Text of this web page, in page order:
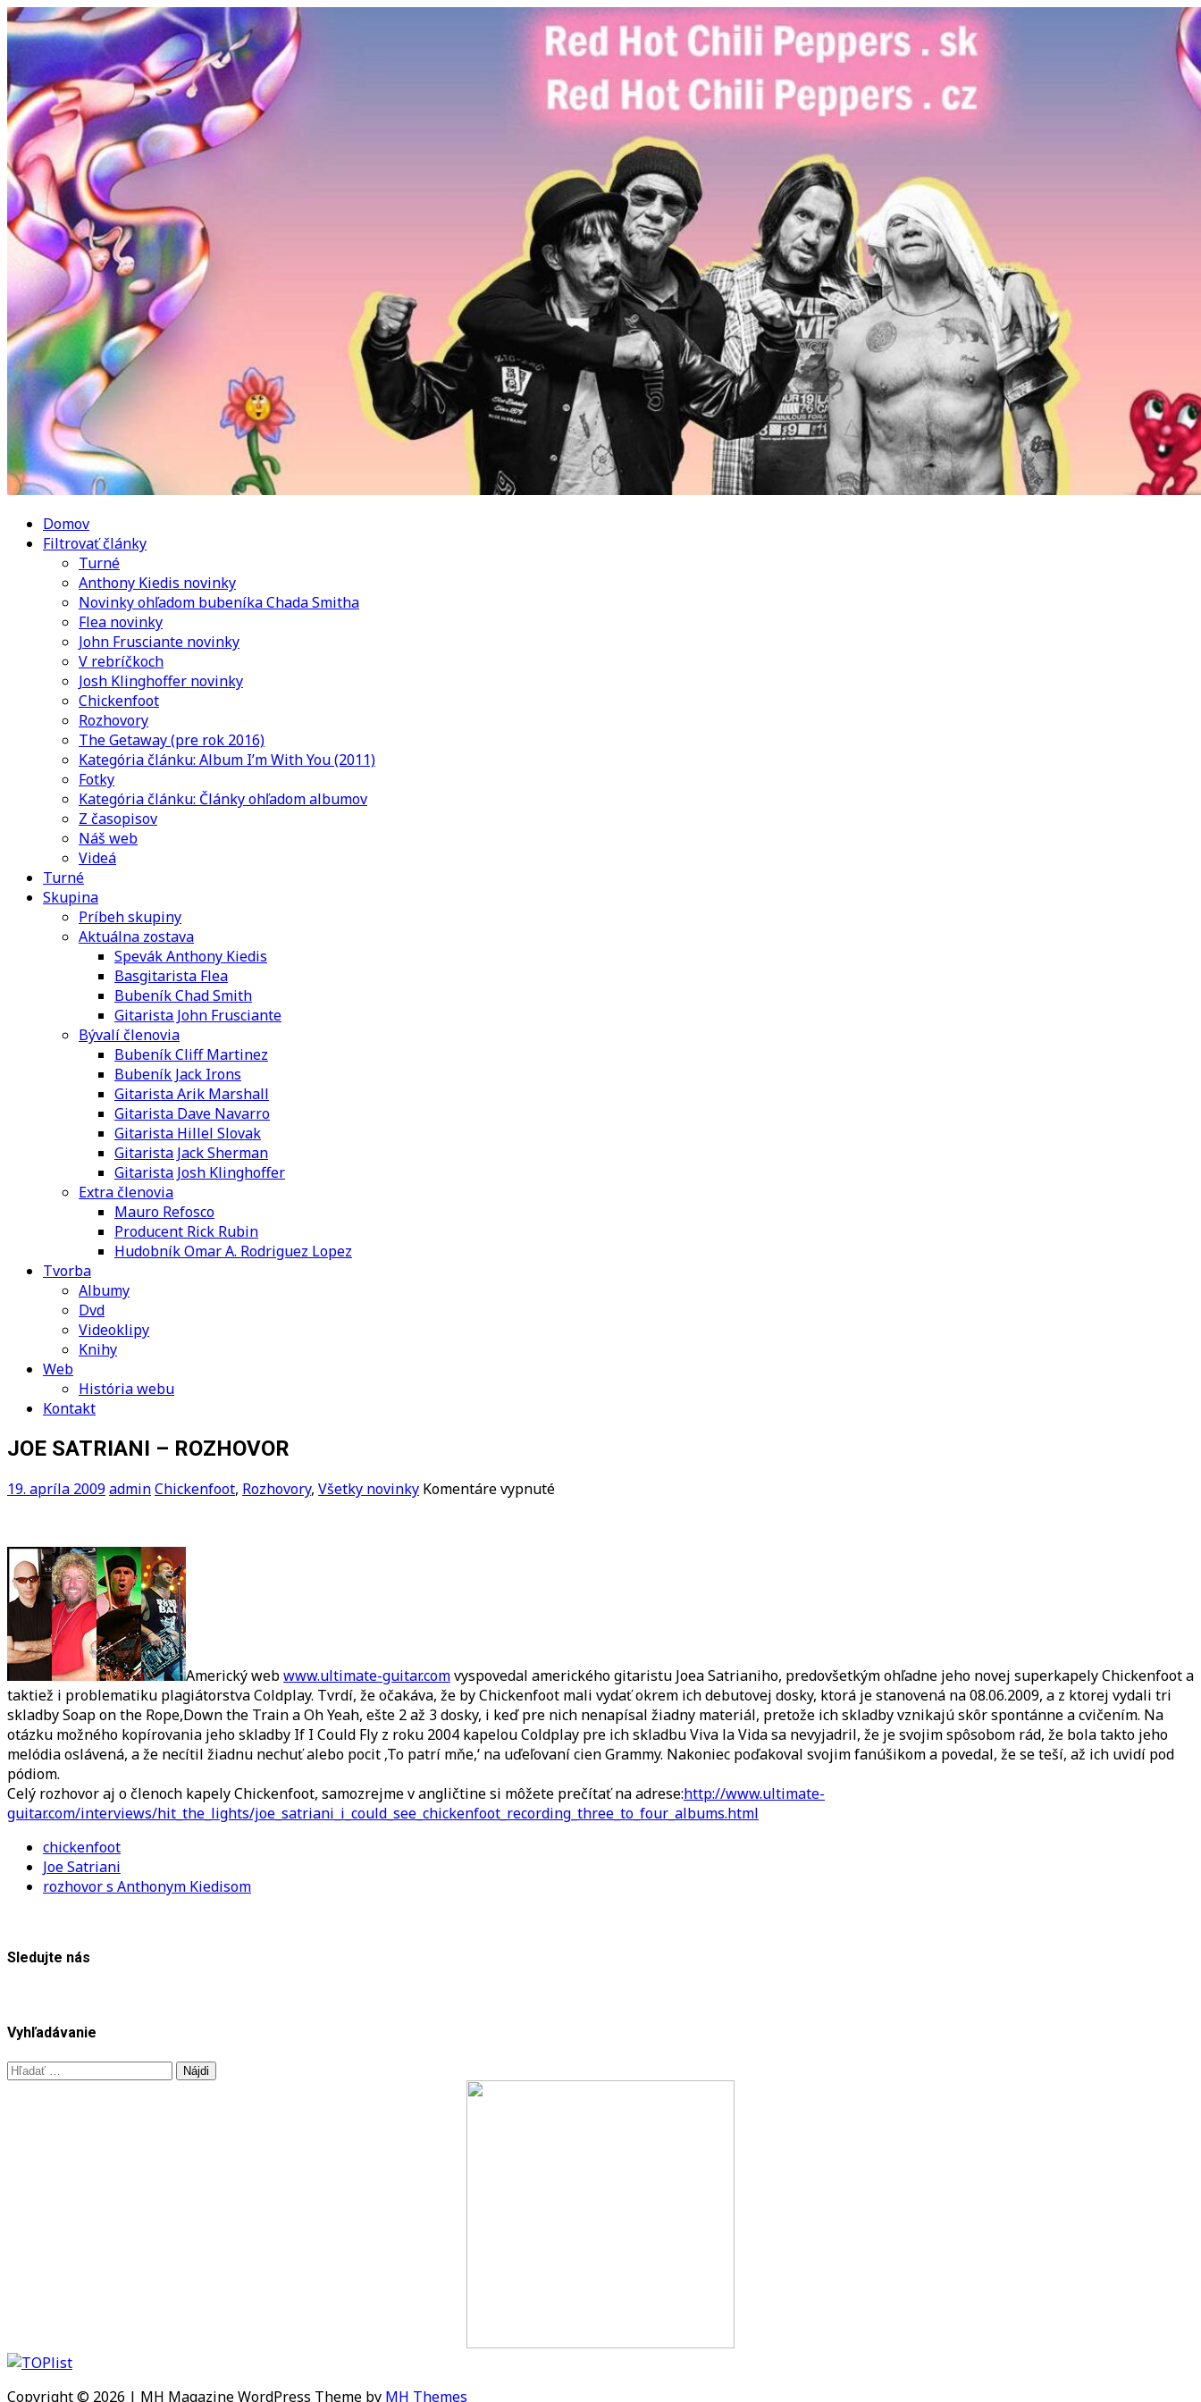
Domov
Filtrovať články
Turné
Anthony Kiedis novinky
Novinky ohľadom bubeníka Chada Smitha
Flea novinky
John Frusciante novinky
V rebríčkoch
Josh Klinghoffer novinky
Chickenfoot
Rozhovory
The Getaway (pre rok 2016)
Kategória článku: Album I’m With You (2011)
Fotky
Kategória článku: Články ohľadom albumov
Z časopisov
Náš web
Videá
Turné
Skupina
Príbeh skupiny
Aktuálna zostava
Spevák Anthony Kiedis
Basgitarista Flea
Bubeník Chad Smith
Gitarista John Frusciante
Bývalí členovia
Bubeník Cliff Martinez
Bubeník Jack Irons
Gitarista Arik Marshall
Gitarista Dave Navarro
Gitarista Hillel Slovak
Gitarista Jack Sherman
Gitarista Josh Klinghoffer
Extra členovia
Mauro Refosco
Producent Rick Rubin
Hudobník Omar A. Rodriguez Lopez
Tvorba
Albumy
Dvd
Videoklipy
Knihy
Web
História webu
Kontakt
JOE SATRIANI – ROZHOVOR
19. apríla 2009adminChickenfoot, Rozhovory, Všetky novinky Komentáre vypnuténa
Americký webwww.ultimate-guitar.comvyspovedal amerického gitaristu Joea Satrianiho, predovšetkým ohľadne jeho novej superkapely Chickenfoot a
taktiež i problematiku plagiátorstva Coldplay. Tvrdí, že očakáva, že by Chickenfoot mali vydať okrem ich debutovej dosky, ktorá je stanovená na 08.06.2009, a z ktorej vydali tri
skladby Soap on the Rope,Down the Train a Oh Yeah, ešte 2 až 3 dosky, i keď pre nich nenapísal žiadny materiál, pretože ich skladby vznikajú skôr spontánne a cvičením. Na
otázku možného kopírovania jeho skladby If I Could Fly z roku 2004 kapelou Coldplay pre ich skladbu Viva la Vida sa nevyjadril, že je svojim spôsobom rád, že bola takto jeho
melódia oslávená, a že necítil žiadnu nechuť alebo pocit ‚To patrí mňe,‘ na uďeľovaní cien Grammy. Nakoniec poďakoval svojim fanúšikom a povedal, že se teší, až ich uvidí pod
pódiom.
Celý rozhovor aj o členoch kapely Chickenfoot, samozrejme v angličtine si môžete prečítať na adrese:http://www.ultimate-
guitar.com/interviews/hit_the_lights/joe_satriani_i_could_see_chickenfoot_recording_three_to_four_albums.html
chickenfoot
Joe Satriani
rozhovor s Anthonym Kiedisom
Sledujte nás
Vyhľadávanie
Hľadať:
Copyright © 2026 | MH Magazine WordPress Theme by MH Themes